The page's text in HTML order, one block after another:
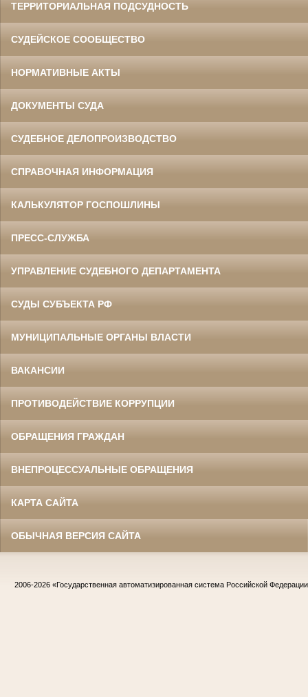
ТЕРРИТОРИАЛЬНАЯ ПОДСУДНОСТЬ
СУДЕЙСКОЕ СООБЩЕСТВО
НОРМАТИВНЫЕ АКТЫ
ДОКУМЕНТЫ СУДА
СУДЕБНОЕ ДЕЛОПРОИЗВОДСТВО
СПРАВОЧНАЯ ИНФОРМАЦИЯ
КАЛЬКУЛЯТОР ГОСПОШЛИНЫ
ПРЕСС-СЛУЖБА
УПРАВЛЕНИЕ СУДЕБНОГО ДЕПАРТАМЕНТА
СУДЫ СУБЪЕКТА РФ
МУНИЦИПАЛЬНЫЕ ОРГАНЫ ВЛАСТИ
ВАКАНСИИ
ПРОТИВОДЕЙСТВИЕ КОРРУПЦИИ
ОБРАЩЕНИЯ ГРАЖДАН
ВНЕПРОЦЕССУАЛЬНЫЕ ОБРАЩЕНИЯ
КАРТА САЙТА
ОБЫЧНАЯ ВЕРСИЯ САЙТА
2006-2026 «Государственная автоматизированная система Российской